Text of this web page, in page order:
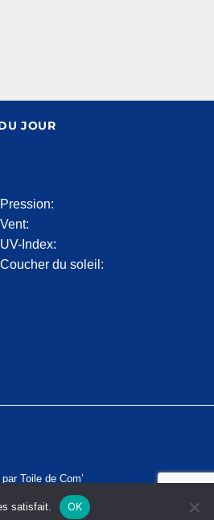
JOUR
Pression:
Vent:
UV-Index:
Coucher du soleil:
parToile de Com’
satisfait. OK